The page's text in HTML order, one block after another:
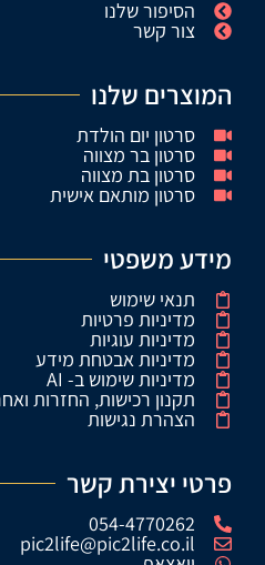
הסיפור שלנו
צור קשר
המוצרים שלנו
סרטון יום הולדת
סרטון בר מצווה
סרטון בת מצווה
סרטון מותאם אישית
מידע משפטי
תנאי שימוש
מדיניות פרטיות
מדיניות עוגיות
מדיניות אבטחת מידע
מדיניות שימוש ב- AI
תקנון רכישות, החזרות
הצהרת נגישות
פרטי יצירת קשר
054-4770262
pic2life@pic2life.co.il